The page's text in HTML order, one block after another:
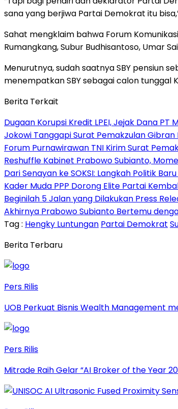
sana yang berjiwa Partai Demokrat itu
Sahat mengklaim bahwa Forum
Rumangkang, Subur Budhisantoso, Umar
Menurutnya, sudah saatnya SBY pensiun
menempatkan SBY sebagai calon tunggal
Berita Terkait
Dugaan Korupsi Kredit LPEI, Jejak Dana PT
Jokowi Tanggapi Surat Pemakzulan
Forum Purnawirawan TNI Kirim Surat
Reshuffle Kabinet Prabowo Subianto,
Dari Senayan ke SOKSI: Langkah Politik
Kader Muda PPP Dorong Elite Partai
Beginilah 5 Jalan yang Dilakukan Press
Akhirnya Prabowo Subianto Bertemu
Tag : Hengky Luntungan Partai Demokrat
Berita Terbaru
Pers Rilis
UOB Perkuat Bisnis Wealth Management
Pers Rilis
Mitrade Raih Gelar “AI Broker of the Year